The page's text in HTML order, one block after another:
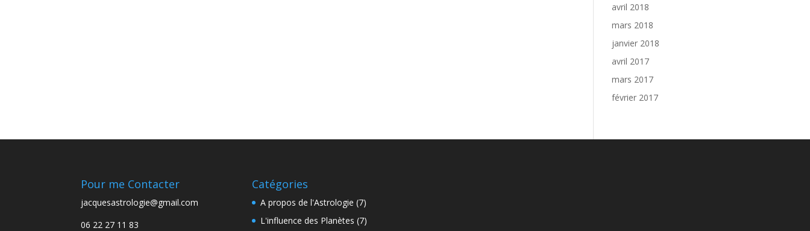
avril 2018
mars 2018
janvier 2018
avril 2017
mars 2017
février 2017
Pour me Contacter
jacquesastrologie@gmail.com
06 22 27 11 83
Catégories
A propos de l'Astrologie (7)
L'influence des Planètes (7)